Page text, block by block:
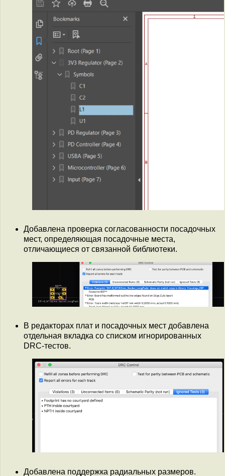
Добавлена проверка согласованности посадочных
мест, определяющая посадочные места,
отличающиеся от связанной библиотеки.
В редакторах плат и посадочных мест добавлена
отдельная вкладка со списком игнорированных
DRC-тестов.
Добавлена поддержка радиальных размеров.